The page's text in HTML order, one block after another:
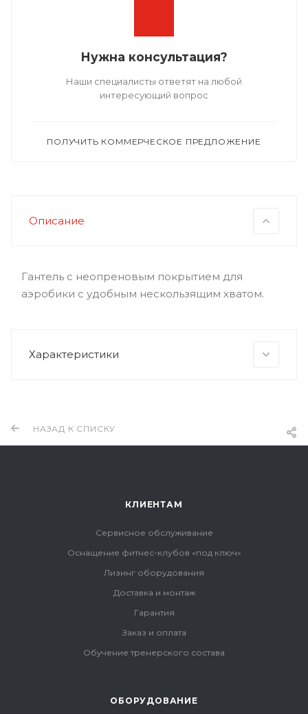
Нужна консультация?
Наши специалисты ответят на любой
интересующий вопрос
ПОЛУЧИТЬ КОММЕРЧЕСКОЕ ПРЕДЛОЖЕНИЕ
Описание
Гантель с неопреновым покрытием для
аэробики с удобным нескользящим хватом.
Характеристики
НАЗАД К СПИСКУ
КЛИЕНТАМ
Сервисное обслуживание
Оснащение фитнес-клубов «под ключ»
Лизинг оборудования
Доставка и монтаж
Гарантия
Заказ и оплата
Обучение тренерского состава
ОБОРУДОВАНИЕ